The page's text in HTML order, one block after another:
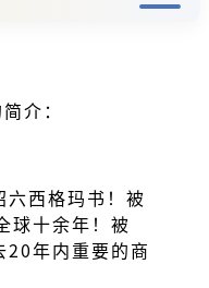
介：
六西格玛书！被
球十余年！被
年内重要的商